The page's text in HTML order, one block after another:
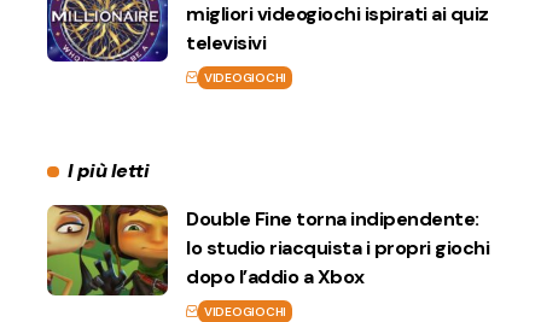
migliori videogiochi ispirati ai quiz
televisivi
VIDEOGIOCHI
I più letti
Double Fine torna indipendente:
lo studio riacquista i propri giochi
dopo l’addio a Xbox
VIDEOGIOCHI